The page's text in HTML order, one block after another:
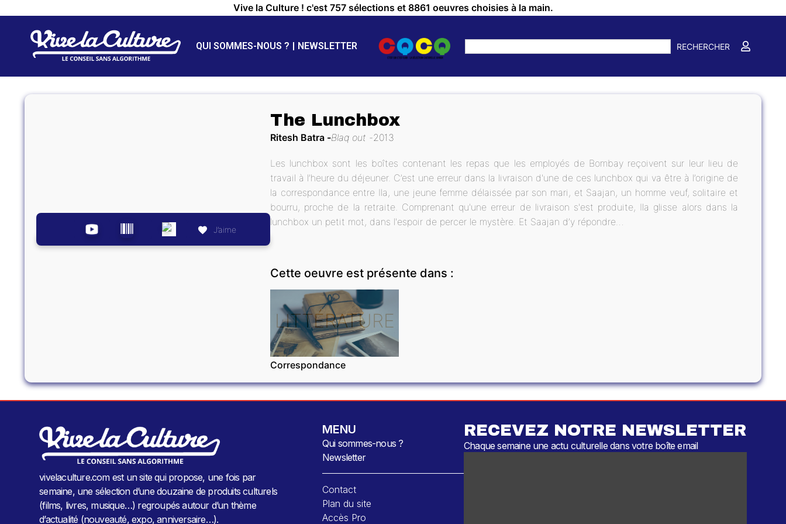
Vive la Culture ! c'est 757 sélections et 8861 oeuvres choisies à la main.
QUI SOMMES-NOUS ? NEWSLETTER RECHERCHER
J’aime
The Lunchbox
Ritesh Batra Blaq out 2013
Les lunchbox sont les boîtes contenant les repas que les employés de Bombay reçoivent sur leur lieu de
travail à l’heure du déjeuner. C’est une erreur dans la livraison d'une de ces lunchbox qui va être à l’origine de
la correspondance entre Ila, une jeune femme délaissée par son mari, et Saajan, un homme veuf, solitaire et
bourru, proche de la retraite. Comprenant qu'une erreur de livraison s'est produite, Ila glisse alors dans la
lunchbox un petit mot, dans l'espoir de percer le mystère. Et Saajan d’y répondre…
Cette oeuvre est présente dans :
LITTÉRATURE
Correspondance
vivelaculture.com est un site qui propose, une fois par
semaine, une sélection d’une douzaine de produits culturels
(films, livres, musique…) regroupés autour d’un thème
d’actualité (nouveauté, expo, anniversaire…).
MENU
Qui sommes-nous ?
Newsletter
Contact
Plan du site
Accès Pro
RECEVEZ NOTRE NEWSLETTER
Chaque semaine une actu culturelle dans votre boîte email